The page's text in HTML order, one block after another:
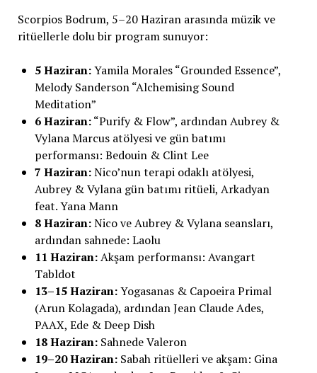
Scorpios Bodrum, 5–20 Haziran arasında müzik ve
ritüellerle dolu bir program sunuyor:
5 Haziran:Yamila Morales “Grounded Essence”,
Melody Sanderson “Alchemising Sound
Meditation”
6 Haziran:“Purify & Flow”, ardından Aubrey &
Vylana Marcus atölyesi ve gün batımı
performansı: Bedouin & Clint Lee
7 Haziran:Nico’nun terapi odaklı atölyesi,
Aubrey & Vylana gün batımı ritüeli, Arkadyan
feat. Yana Mann
8 Haziran:Nico ve Aubrey & Vylana seansları,
ardından sahnede: Laolu
11 Haziran:Akşam performansı: Avangart
Tabldot
13–15 Haziran:Yogasanas & Capoeira Primal
(Arun Kolagada), ardından Jean Claude Ades,
PAAX, Ede & Deep Dish
18 Haziran:Sahnede Valeron
19–20 Haziran:Sabah ritüelleri ve akşam: Gina